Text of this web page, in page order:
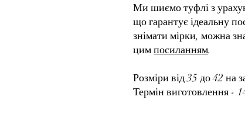
Ми шиємо туфлі з
що гарантує ідеальну
знімати мірки, можна
цимпосиланням.
Розміри від 35 до 42 на
Термін виготовлення -